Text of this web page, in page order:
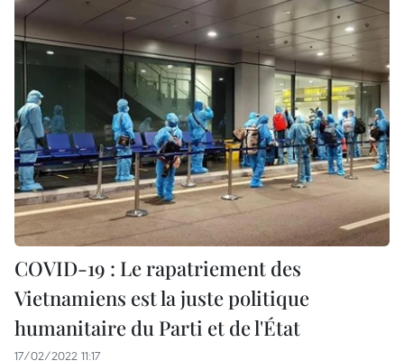
COVID-19 : Le rapatriement des
Vietnamiens est la juste politique
humanitaire du Parti et de l'État
17/02/2022 11:17